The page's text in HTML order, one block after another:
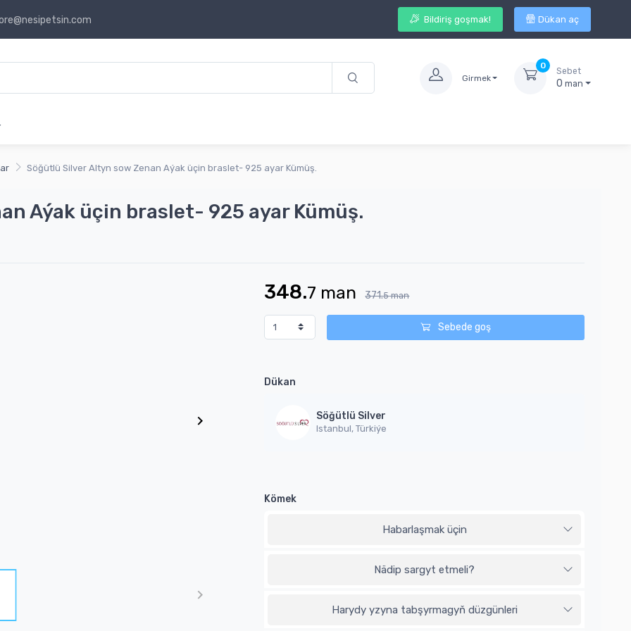
Bildiriş goşmak! Dükan aç
Girmek
0
Sebet
0man
Söğütlü Silver Altyn sow Zenan Aýak üçin braslet- 925 ayar Kümüş.
Aýak üçin braslet- 925 ayar Kümüş.
348.7 man 371.5 man
Sebede goş
Dükan
Söğütlü Silver
Istanbul, Türkiýe
Kömek
Habarlaşmak üçin
Nädip sargyt etmeli?
Harydy yzyna tabşyrmagyň düzgünleri